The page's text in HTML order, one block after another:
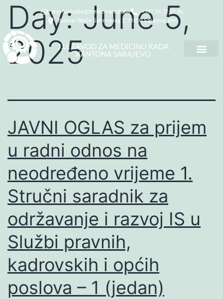
pravnasluzba@medicinarada.ba
+387 33 72 01 86
Bulevar Meše Selimovića 2, 71000 Sarajevo, BiH
J.U. ZAVOD ZA MEDICINU RADA
KANTONA SARAJEVO
Day:June 5,
2025
JAVNI OGLAS za prijem
u radni odnos na
neodređeno vrijeme 1.
Stručni saradnik za
održavanje i razvoj IS u
Službi pravnih,
kadrovskih i općih
poslova – 1 (jedan)